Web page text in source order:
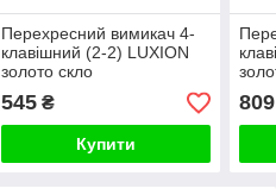
Перехресний вимикач 4-
клавішний (2-2) LUXION
золото скло
545₴
Купити
809